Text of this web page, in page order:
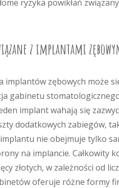
ryzyka powikłań
z implantami
implantów zębowych może
gabinetu
implant wahają się
dodatkowych zabiegów,
nie obejmuje tylko
na implancie. Całkowity
złotych, w zależności od
oferuje różne formy